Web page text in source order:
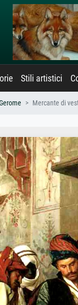
Stili artistici
Mercante di